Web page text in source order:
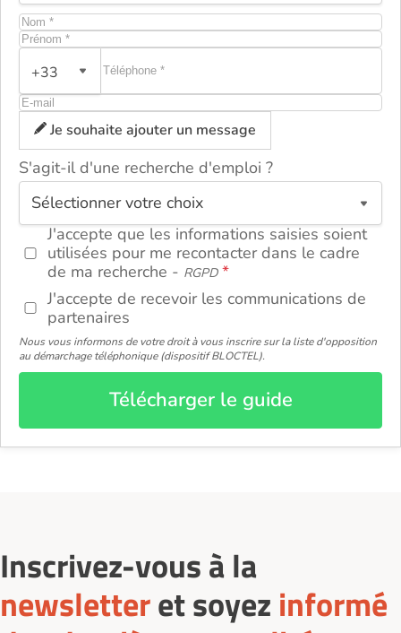
+33
Je souhaite ajouter un message
S'agit-il d'une recherche d'emploi ?
J'accepte que les informations saisies soient
utilisées pour me recontacter dans le cadre
de ma recherche - RGPD
J'accepte de recevoir les communications de
partenaires
Nous vous informons de votre droit à vous inscrire sur la liste d'opposition
au démarchage téléphonique (dispositif BLOCTEL).
Télécharger le guide
ou
Inscrivez-vous à la
newsletteret soyez informé